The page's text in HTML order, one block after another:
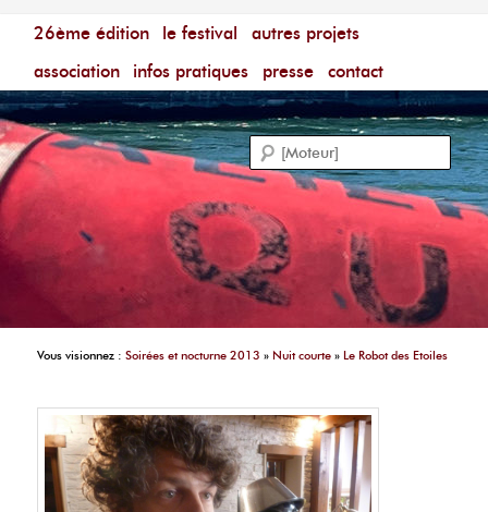
Menu principal
aller au contenu principal
aller au contenu secondaire
26ème édition le festival
autres projets
association
infos pratiques presse contact
Festival du Film Court Francophone – [Un poing c'est
Vous visionnez :Soirées et nocturne 2013 »Nuit courte »Le Robot des Etoiles